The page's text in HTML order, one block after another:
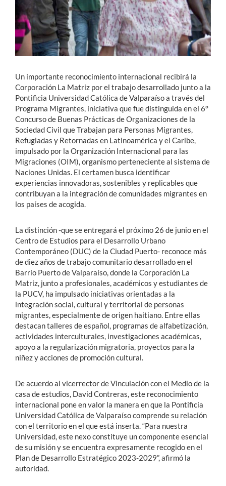
Alumni
English
Un importante reconocimiento internacional recibirá la
Corporación La Matriz por el trabajo desarrollado junto a la
Pontificia Universidad Católica de Valparaíso a través del
Programa Migrantes, iniciativa que fue distinguida en el 6°
Concurso de Buenas Prácticas de Organizaciones de la
Sociedad Civil que Trabajan para Personas Migrantes,
Refugiadas y Retornadas en Latinoamérica y el Caribe,
impulsado por la Organización Internacional para las
Migraciones (OIM), organismo perteneciente al sistema de
Naciones Unidas. El certamen busca identificar
experiencias innovadoras, sostenibles y replicables que
contribuyan a la integración de comunidades migrantes en
los países de acogida.
La distinción -que se entregará el próximo 26 de junio en el
Centro de Estudios para el Desarrollo Urbano
Contemporáneo (DUC) de la Ciudad Puerto- reconoce más
de diez años de trabajo comunitario desarrollado en el
Barrio Puerto de Valparaíso, donde la Corporación La
Matriz, junto a profesionales, académicos y estudiantes de
la PUCV, ha impulsado iniciativas orientadas a la
integración social, cultural y territorial de personas
migrantes, especialmente de origen haitiano. Entre ellas
destacan talleres de español, programas de alfabetización,
actividades interculturales, investigaciones académicas,
apoyo a la regularización migratoria, proyectos para la
niñez y acciones de promoción cultural.
De acuerdo al vicerrector de Vinculación con el Medio de la
casa de estudios, David Contreras, este reconocimiento
internacional pone en valor la manera en que la Pontificia
Universidad Católica de Valparaíso comprende su relación
con el territorio en el que está inserta. “Para nuestra
Universidad, este nexo constituye un componente esencial
de su misión y se encuentra expresamente recogido en el
Plan de Desarrollo Estratégico 2023-2029”, afirmó la
autoridad.